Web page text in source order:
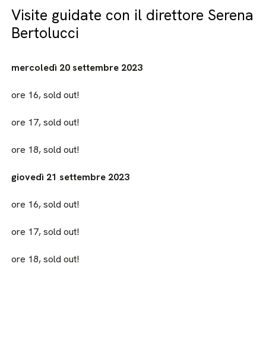
Visite guidate con il direttore Serena
Bertolucci
mercoledì 20 settembre 2023
ore 16, sold out!
ore 17, sold out!
ore 18, sold out!
giovedì 21 settembre 2023
ore 16, sold out!
ore 17, sold out!
ore 18, sold out!